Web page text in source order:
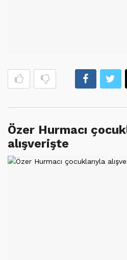
Özer Hurmacı
alışverişte